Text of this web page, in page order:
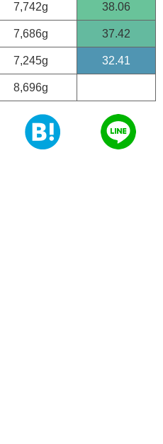
7,742g 38.06
7,686g 37.42
7,245g 32.41
8,696g